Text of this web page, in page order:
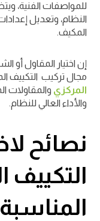
للمواصفات الفنية،
النظام، وتعديل
المكيف.
إن اختيار المقاول أو
مجال تركيب التكييف
المركزي والمقاولات
والأداء العالي للنظام.
نصائح
التكييف
المناسبة